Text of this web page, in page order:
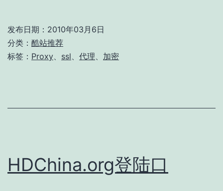
线
发布日期： 2010年03月6日
分类： 酷站推荐
标签： Proxy ssl 代理 加密
HDChina.org登陆口